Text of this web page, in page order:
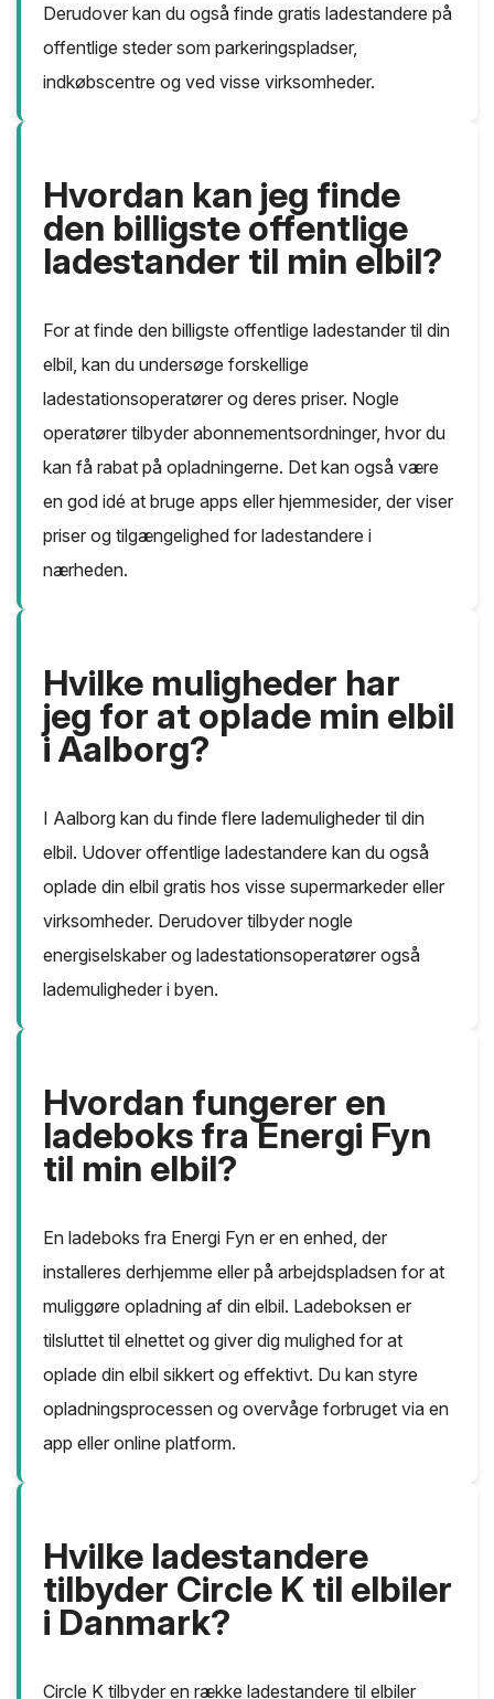
Derudover kan du også finde gratis ladestandere på
offentlige steder som parkeringspladser,
indkøbscentre og ved visse virksomheder.
Hvordan kan jeg finde
den billigste offentlige
ladestander til min elbil?
For at finde den billigste offentlige ladestander til din
elbil, kan du undersøge forskellige
ladestationsoperatører og deres priser. Nogle
operatører tilbyder abonnementsordninger, hvor du
kan få rabat på opladningerne. Det kan også være
en god idé at bruge apps eller hjemmesider, der viser
priser og tilgængelighed for ladestandere i
nærheden.
Hvilke muligheder har
jeg for at oplade min elbil
i Aalborg?
I Aalborg kan du finde flere lademuligheder til din
elbil. Udover offentlige ladestandere kan du også
oplade din elbil gratis hos visse supermarkeder eller
virksomheder. Derudover tilbyder nogle
energiselskaber og ladestationsoperatører også
lademuligheder i byen.
Hvordan fungerer en
ladeboks fra Energi Fyn
til min elbil?
En ladeboks fra Energi Fyn er en enhed, der
installeres derhjemme eller på arbejdspladsen for at
muliggøre opladning af din elbil. Ladeboksen er
tilsluttet til elnettet og giver dig mulighed for at
oplade din elbil sikkert og effektivt. Du kan styre
opladningsprocessen og overvåge forbruget via en
app eller online platform.
Hvilke ladestandere
tilbyder Circle K til elbiler
i Danmark?
Circle K tilbyder en række ladestandere til elbiler